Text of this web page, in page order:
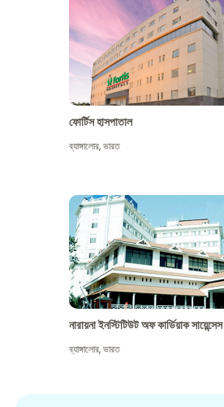
ফোর্টিস হাসপাতাল
ব্যাঙ্গালোর,ভারত
নারায়না ইনস্টিটিউট অফ কার্ডিয়াক সায়েন্সেস
ব্যাঙ্গালোর,ভারত